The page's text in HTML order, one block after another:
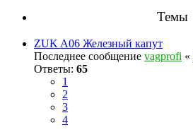
Темы
ZUK A06 Железный капут
Последнее сообщение vagprofi «
Ответы: 65
1
2
3
4